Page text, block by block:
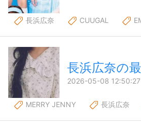
長浜広奈 CUUGAL
長浜広奈の
2026-05-08 12:50:27
MERRY JENNY 長浜広奈